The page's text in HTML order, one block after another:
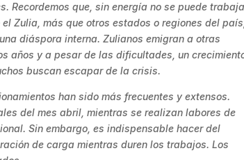
Recordemos que, sin energía no se puede
Zulia, más que otros estados o regiones del país,
diáspora interna. Zulianos emigran a otras
años y a pesar de las dificultades, un
buscan escapar de la crisis.
han sido más frecuentes y extensos.
del mes abril, mientras se realizan labores de
Sin embargo, es indispensable hacer del
de carga mientras duren los trabajos. Los